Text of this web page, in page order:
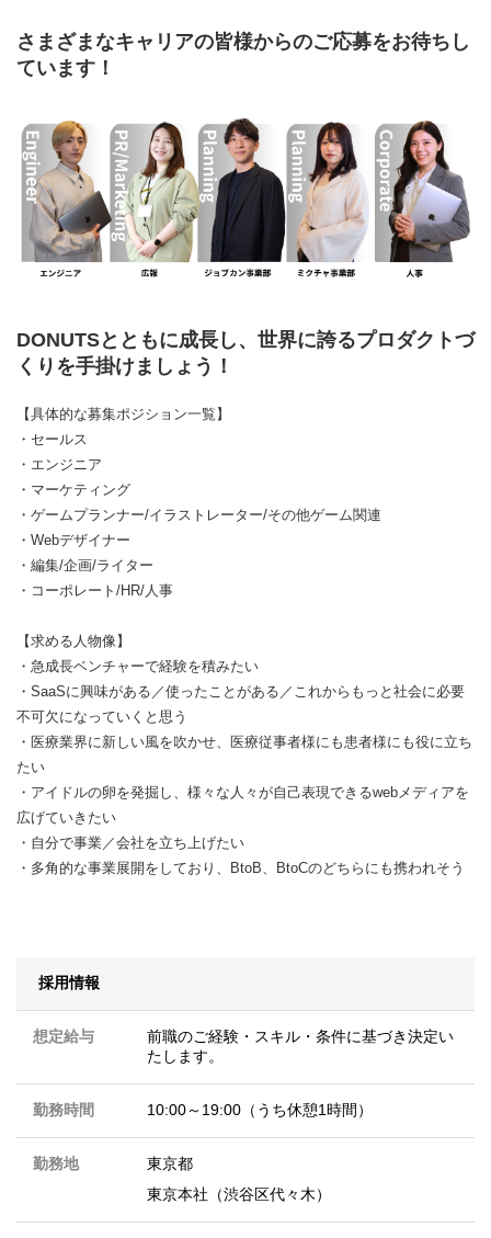
さまざまなキャリアの皆様からのご応募をお待ちし
ています！
DONUTSとともに成長し、世界に誇るプロダクトづ
くりを手掛けましょう！
【具体的な募集ポジション一覧】
・セールス
・エンジニア
・マーケティング
・ゲームプランナー/イラストレーター/その他ゲーム関連
・Webデザイナー
・編集/企画/ライター
・コーポレート/HR/人事
【求める人物像】
・急成長ベンチャーで経験を積みたい
・SaaSに興味がある／使ったことがある／これからもっと社会に必要
不可欠になっていくと思う
・医療業界に新しい風を吹かせ、医療従事者様にも患者様にも役に立ち
たい
・アイドルの卵を発掘し、様々な人々が自己表現できるwebメディアを
広げていきたい
・自分で事業／会社を立ち上げたい
・多角的な事業展開をしており、BtoB、BtoCのどちらにも携われそう
採用情報
想定給与
前職のご経験・スキル・条件に基づき決定い
たします。
勤務時間 10:00～19:00（うち休憩1時間）
勤務地
東京都
東京本社（渋谷区代々木）